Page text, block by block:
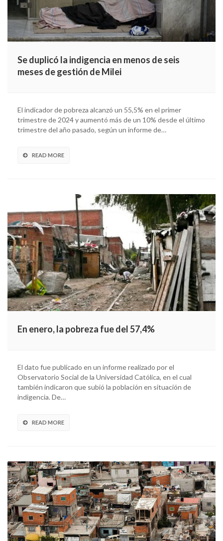
Se duplicó la indigencia en menos de seis
meses de gestión de Milei
El indicador de pobreza alcanzó un 55,5% en el primer
trimestre de 2024 y aumentó más de un 10% desde el último
trimestre del año pasado, según un informe de…
READ MORE
En enero, la pobreza fue del 57,4%
El dato fue publicado en un informe realizado por el
Observatorio Social de la Universidad Católica, en el cual
también indicaron que subió la población en situación de
indigencia. De…
READ MORE